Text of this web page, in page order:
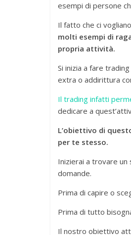
esempi di persone
Il fatto che ci
molti esempi di
propria attività.
Si inizia a fare
extra o addirittura
Il trading infatti
dedicare a
L’obiettivo di
per te stesso.
Inizierai a trovare
domande.
Prima di capire o
Prima di tutto
Il nostro obiettivo